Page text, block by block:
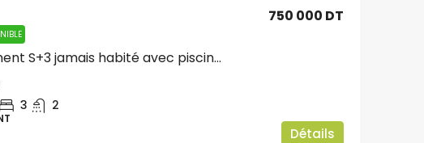
Appartement S+3 jamais habité avec piscine à la Nouvelle Soukra
750 000 DT
3 2
Détails